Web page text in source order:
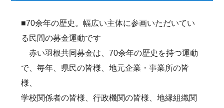
■70余年の歴史。幅広い主体に参画いただいてい
る民間の募金運動です
赤い羽根共同募金は、70余年の歴史を持つ運動
で、毎年、県民の皆様、地元企業・事業所の皆
様、
学校関係者の皆様、行政機関の皆様、地縁組織関